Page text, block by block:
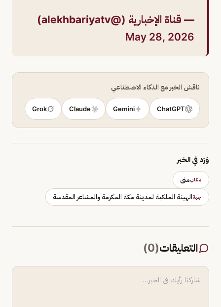
— قناة الإخبارية (@alekhbariyatv)
May 28, 2026
ناقش الخبر مع الذكاء الاصطناعي
ChatGPT
Gemini
Claude
Grok
وَرَد في الخبر
مكانمنى
جهةالهيئة الملكية لمدينة مكة المكرمة والمشاعر المقدسة
التعليقات(
0
)